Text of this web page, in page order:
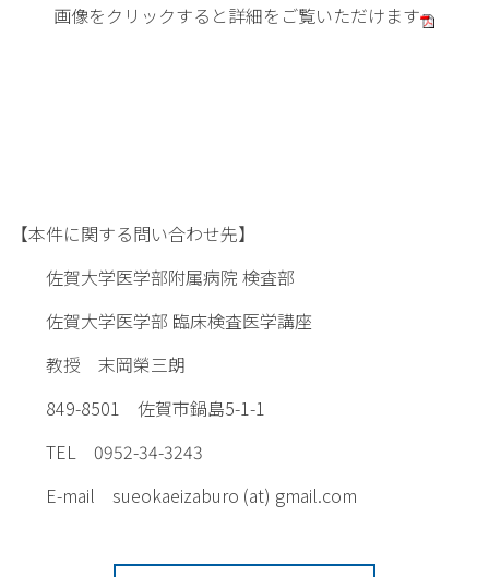
画像をクリックすると詳細をご覧いただけます
【本件に関する問い合わせ先】
佐賀大学医学部附属病院 検査部
佐賀大学医学部 臨床検査医学講座
教授 末岡榮三朗
849-8501 佐賀市鍋島5-1-1
TEL 0952-34-3243
E-mail sueokaeizaburo (at) gmail.com